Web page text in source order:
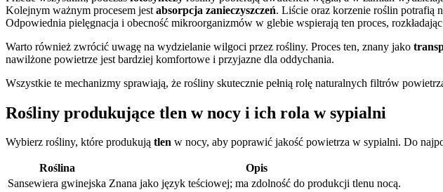
Kolejnym ważnym procesem jest absorpcja zanieczyszczeń. Liście oraz korzenie roślin potrafią
Odpowiednia pielęgnacja i obecność mikroorganizmów w glebie wspierają ten proces,
Warto również zwrócić uwagę na wydzielanie wilgoci przez rośliny. Proces ten, znany jako
nawilżone powietrze jest bardziej komfortowe i przyjazne dla oddychania.
Wszystkie te mechanizmy sprawiają, że rośliny skutecznie pełnią rolę naturalnych filtrów
Rośliny produkujące tlen w nocy i ich rola w sypialni
Wybierz rośliny, które produkują tlen w nocy, aby poprawić jakość powietrza w sypialni. Do
Roślina
Opis
Sansewiera gwinejska Znana jako język teściowej; ma zdolność do produkcji tlenu nocą.